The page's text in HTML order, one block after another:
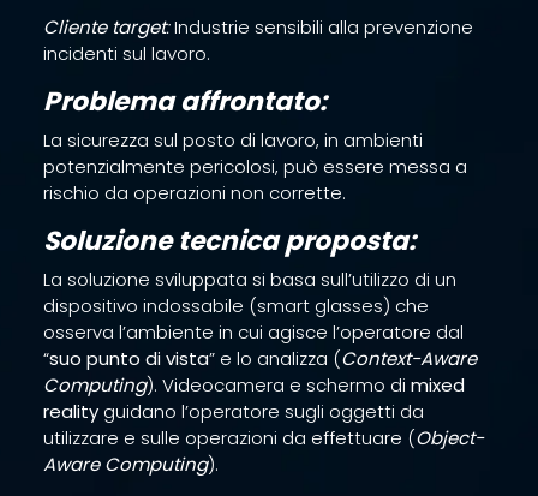
Cliente target:Industrie sensibili alla prevenzione
incidenti sul lavoro.
Problema affrontato:
La sicurezza sul posto di lavoro, in ambienti
potenzialmente pericolosi, può essere messa a
rischio da operazioni non corrette.
Soluzione tecnica proposta:
La soluzione sviluppata si basa sull’utilizzo di un
dispositivo indossabile (smart glasses) che
osserva l’ambiente in cui agisce l’operatore dal
“suo punto di vista” e lo analizza (Context-Aware
Computing). Videocamera e schermo di mixed
reality guidano l’operatore sugli oggetti da
utilizzare e sulle operazioni da effettuare (Object-
Aware Computing).